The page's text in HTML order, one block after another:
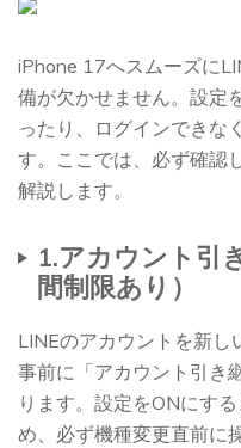
iPhone 17へスムーズに
備が欠かせません。設定
ったり、ログインできな
す。ここでは、必ず確認
解説します。
1.アカウント引
間制限あり）
LINEのアカウントを新し
事前に「アカウント引き
ります。設定をONにす
め、必ず機種変更直前に